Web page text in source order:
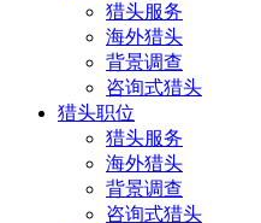
猎头服务
海外猎头
背景调查
咨询式猎头
猎头职位
猎头服务
海外猎头
背景调查
咨询式猎头